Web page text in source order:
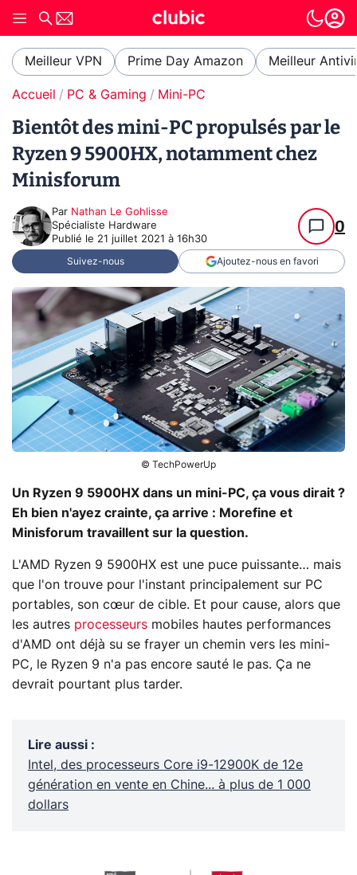
Meilleur VPN Prime Day Amazon Meilleur
Accueil PC & Gaming Mini-PC
Bientôt des mini-PC propulsés par le
Ryzen 9 5900HX, notamment chez
Minisforum
Par Nathan Le Gohlisse
Spécialiste Hardware
Publié le 21 juillet 2021 à 16h30
0
Suivez-nous Ajoutez-nous en favori
© TechPowerUp
Un Ryzen 9 5900HX dans un mini-PC, ça vous dirait ?
Eh bien n'ayez crainte, ça arrive : Morefine et
Minisforum travaillent sur la question.
L'AMD Ryzen 9 5900HX est une puce puissante… mais
que l'on trouve pour l'instant principalement sur PC
portables, son cœur de cible. Et pour cause, alors que
les autres processeurs mobiles hautes performances
d'AMD ont déjà su se frayer un chemin vers les mini-
PC, le Ryzen 9 n'a pas encore sauté le pas. Ça ne
devrait pourtant plus tarder.
Lire aussi :
Intel, des processeurs Core i9-12900K de 12e
génération en vente en Chine... à plus de 1 000
dollars